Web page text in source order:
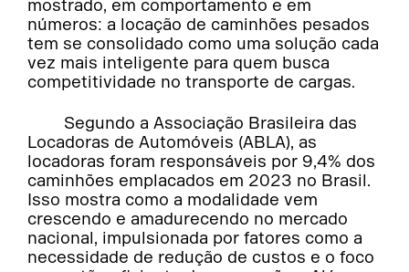
mostrado, em comportamento e em
números: a locação de caminhões pesados
tem se consolidado como uma solução cada
vez mais inteligente para quem busca
competitividade no transporte de cargas.
Segundo a Associação Brasileira das
Locadoras de Automóveis (ABLA), as
locadoras foram responsáveis por 9,4% dos
caminhões emplacados em 2023 no Brasil.
Isso mostra como a modalidade vem
crescendo e amadurecendo no mercado
nacional, impulsionada por fatores como a
necessidade de redução de custos e o foco